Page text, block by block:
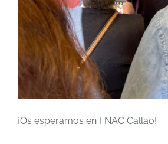
¡Os esperamos en FNAC Callao!